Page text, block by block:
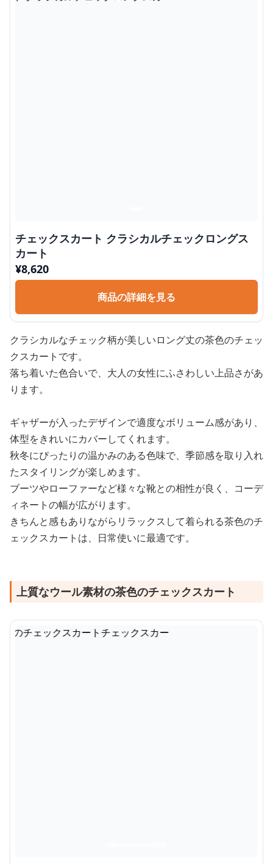
チェックスカート クラシカルチェックロングス
カート
¥8,620
商品の詳細を見る
クラシカルなチェック柄が美しいロング丈の茶色のチェッ
クスカートです。
落ち着いた色合いで、大人の女性にふさわしい上品さがあ
ります。
ギャザーが入ったデザインで適度なボリューム感があり、
体型をきれいにカバーしてくれます。
秋冬にぴったりの温かみのある色味で、季節感を取り入れ
たスタイリングが楽しめます。
ブーツやローファーなど様々な靴との相性が良く、コーデ
ィネートの幅が広がります。
きちんと感もありながらリラックスして着られる茶色のチ
ェックスカートは、日常使いに最適です。
上質なウール素材の茶色のチェックスカート